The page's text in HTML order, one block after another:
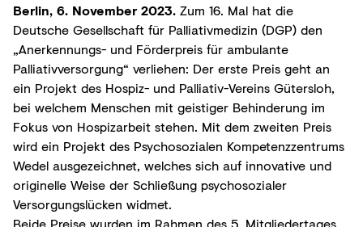
Berlin, 6. November 2023. Zum 16. Mal hat die
Deutsche Gesellschaft für Palliativmedizin (DGP) den
„Anerkennungs- und Förderpreis für ambulante
Palliativversorgung“ verliehen: Der erste Preis geht an
ein Projekt des Hospiz- und Palliativ-Vereins Gütersloh,
bei welchem Menschen mit geistiger Behinderung im
Fokus von Hospizarbeit stehen. Mit dem zweiten Preis
wird ein Projekt des Psychosozialen Kompetenzzentrums
Wedel ausgezeichnet, welches sich auf innovative und
originelle Weise der Schließung psychosozialer
Versorgungslücken widmet.